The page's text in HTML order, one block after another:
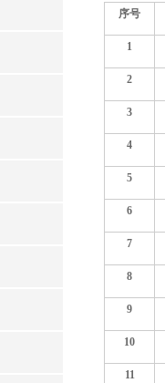
序号
1
2
3
4
5
6
7
8
9
10
11